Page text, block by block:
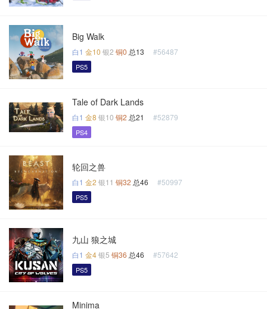
Big Walk
白1 金10 银2 铜0 总13 #56487
PS5
Tale of Dark Lands
白1 金8 银10 铜2 总21 #52879
PS4
轮回之兽
白1 金2 银11 铜32 总46 #50997
PS5
九山 狼之城
白1 金4银5 铜36 总46 #57642
PS5
Minima